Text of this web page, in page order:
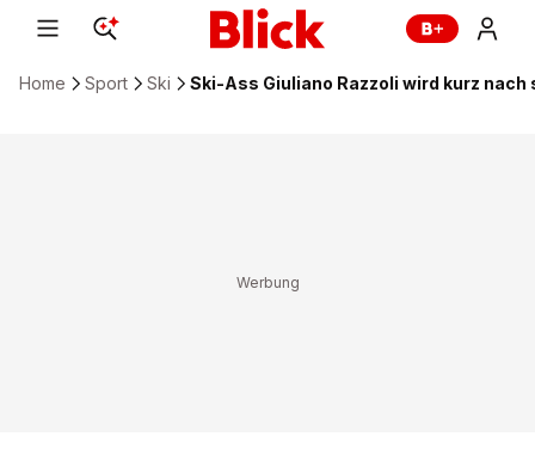
Home Sport Ski Ski-Ass Giuliano Razzoli wird kurz